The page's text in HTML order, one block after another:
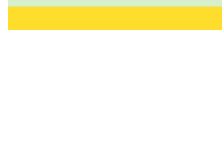
Шкафы